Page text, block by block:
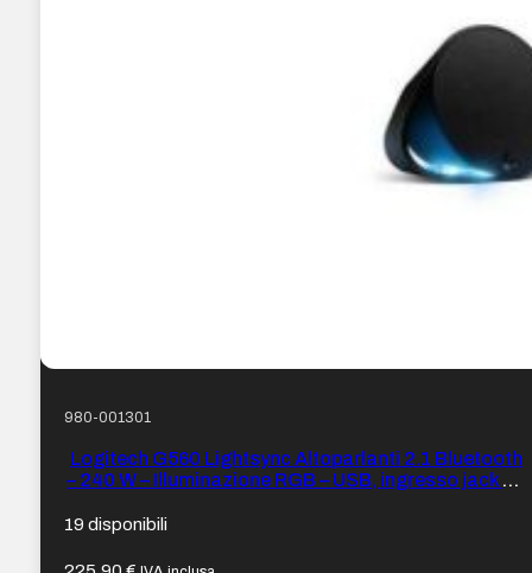
980-001301
Logitech G560 Lightsync Altoparlanti 2.1 Bluetooth
– 240 W – Illuminazione RGB – USB, ingresso jack da
19 disponibili